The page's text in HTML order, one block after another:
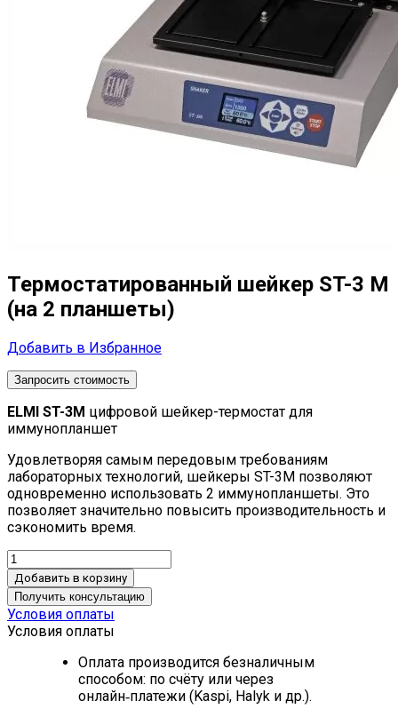
Термостатированный шейкер ST-3 M
(на 2 планшеты)
Добавить в Избранное
Запросить стоимость
ELMI ST-3M цифровой шейкер-термостат для
иммунопланшет
Удовлетворяя самым передовым требованиям
лабораторных технологий, шейкеры ST-3M позволяют
одновременно использовать 2 иммунопланшеты. Это
позволяет значительно повысить производительность и
сэкономить время.
Добавить в корзину
Получить консультацию
Условия оплаты
Условия оплаты
Оплата производится безналичным
способом: по счёту или через
онлайн‑платежи (Kaspi, Halyk и др.).